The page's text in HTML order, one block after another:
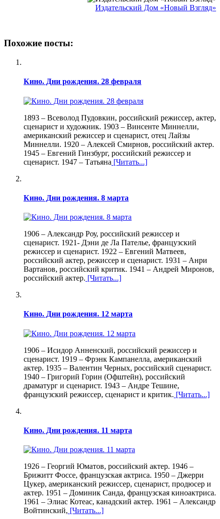
Издательский Дом «Новый Взгляд»
Похожие посты:
Кино. Дни рождения. 28 февраля
1893 – Всеволод Пудовкин, российский режиссер, актер,
сценарист и художник. 1903 – Винсенте Миннелли,
американский режиссер и сценарист, отец Лайзы
Миннелли. 1920 – Алексей Смирнов, российский актер.
1945 – Евгений Гинзбург, российский режиссер и
сценарист. 1947 – Татьяна [Читать...]
Кино. Дни рождения. 8 марта
1906 – Александр Роу, российский режиссер и
сценарист. 1921- Дэни де Ла Пателье, французский
режиссер и сценарист. 1922 – Евгений Матвеев,
российский актер, режиссер и сценарист. 1931 – Анри
Вартанов, российский критик. 1941 – Андрей Миронов,
российский актер. [Читать...]
Кино. Дни рождения. 12 марта
1906 – Исидор Анненский, российский режиссер и
сценарист. 1919 – Фрэнк Кампанелла, американский
актер. 1935 – Валентин Черных, российский сценарист.
1940 – Григорий Горин (Офштейн), российский
драматург и сценарист. 1943 – Андре Тешине,
французский режиссер, сценарист и критик. [Читать...]
Кино. Дни рождения. 11 марта
1926 – Георгий Юматов, российский актер. 1946 –
Брижитт Фоссе, французская актриса. 1950 – Джерри
Цукер, американский режиссер, сценарист, продюсер и
актер. 1951 – Доминик Санда, французская киноактриса.
1961 – Элиас Котеас, канадский актер. 1961 – Александр
Войтинский, [Читать...]